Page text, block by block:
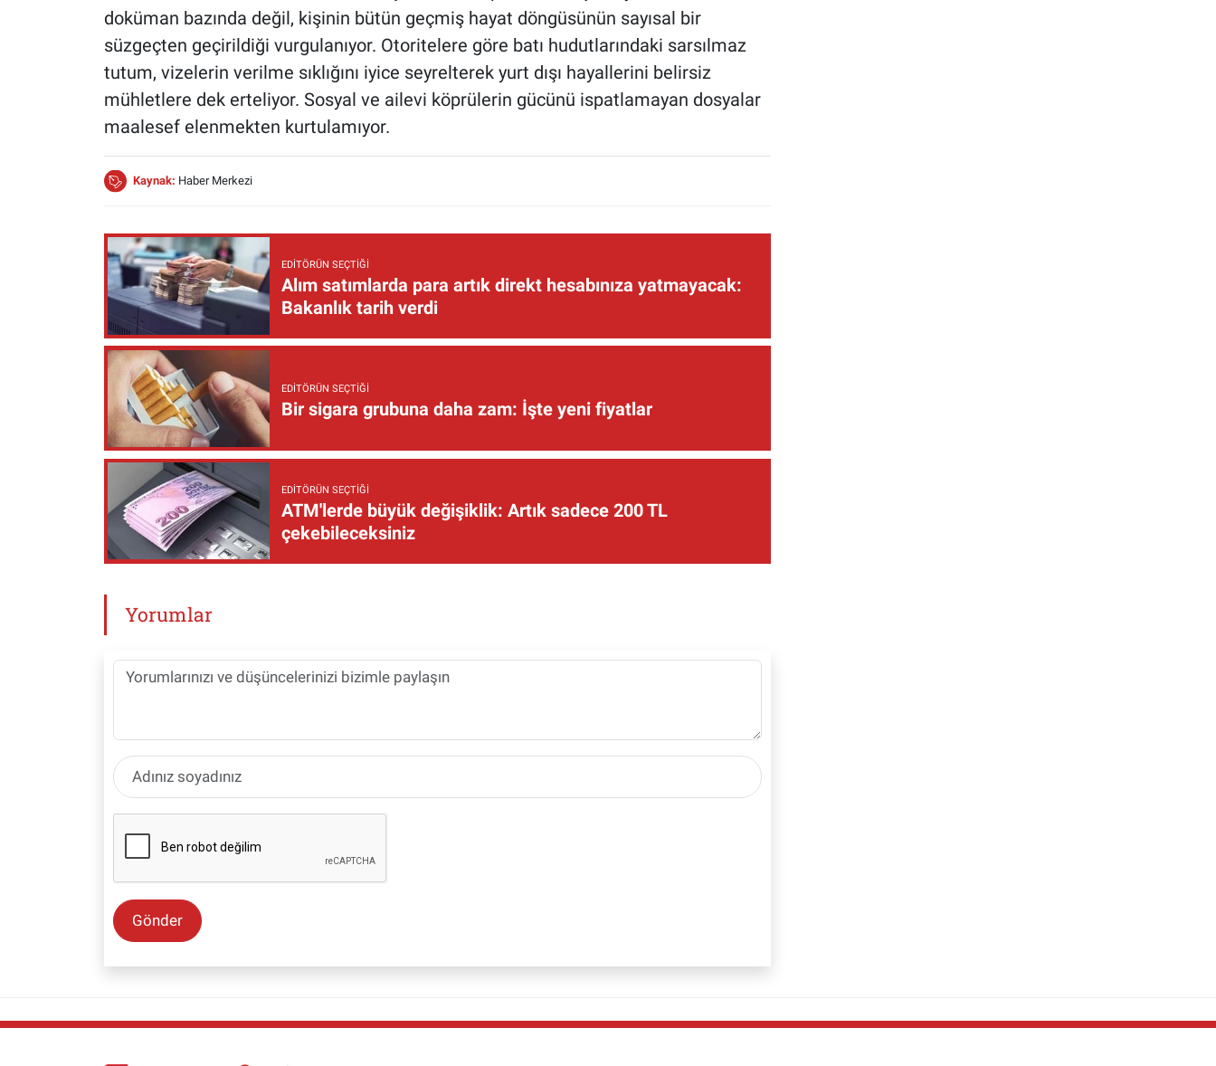
doküman bazında değil, kişinin bütün geçmiş hayat döngüsünün sayısal bir
süzgeçten geçirildiği vurgulanıyor. Otoritelere göre batı hudutlarındaki sarsılmaz
tutum, vizelerin verilme sıklığını iyice seyrelterek yurt dışı hayallerini belirsiz
mühletlere dek erteliyor. Sosyal ve ailevi köprülerin gücünü ispatlamayan dosyalar
maalesef elenmekten kurtulamıyor.
Kaynak: Haber Merkezi
EDITÖRÜN SEÇTIĞI
Alım satımlarda para artık direkt hesabınıza yatmayacak:
Bakanlık tarih verdi
EDITÖRÜN SEÇTIĞI
Bir sigara grubuna daha zam: İşte yeni fiyatlar
EDITÖRÜN SEÇTIĞI
ATM'lerde büyük değişiklik: Artık sadece 200 TL
çekebileceksiniz
Yorumlar
Gönder